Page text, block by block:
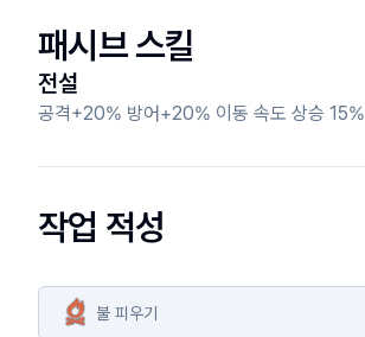
패시브 스킬
전설
공격+20% 방어+20% 이동 속도 상승 15%
작업 적성
불 피우기